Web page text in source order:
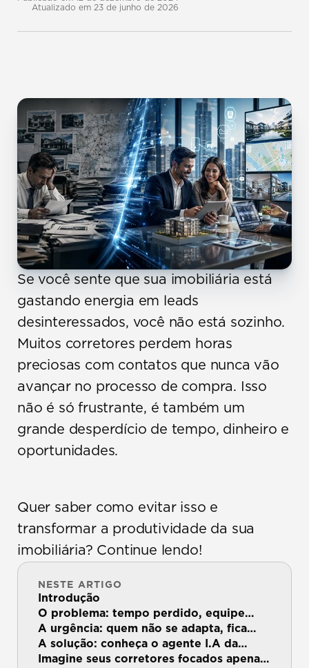
Atualizado em 23 de junho de 2026
NESTE ARTIGO
Introdução
O problema: tempo perdido, equipe
desmotivada e…
A urgência: quem não se adapta, fica
para trás
A solução: conheça o agente I.A da
FIRST
Imagine seus corretores focados apenas
Se você sente que sua imobiliária está
gastando energia em leads
desinteressados, você não está sozinho.
Muitos corretores perdem horas
preciosas com contatos que nunca vão
avançar no processo de compra. Isso
não é só frustrante, é também um
grande desperdício de tempo, dinheiro e
oportunidades.
Quer saber como evitar isso e
transformar a produtividade da sua
imobiliária? Continue lendo!